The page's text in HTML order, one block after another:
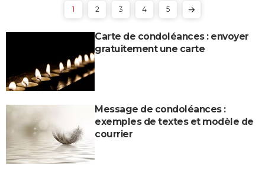
1 2 3 4 5
Carte de condoléances : envoyer
gratuitement une carte
Message de condoléances :
exemples de textes et modèle de
courrier